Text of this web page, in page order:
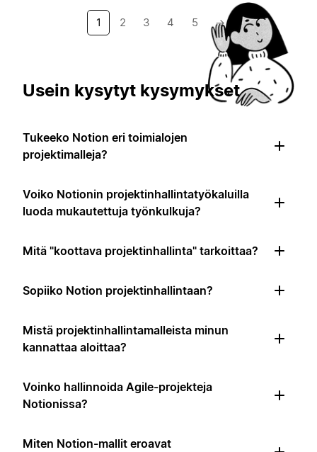
1 2 3 4 5 →
Usein kysytyt kysymykset
Tukeeko Notion eri toimialojen
projektimalleja?
Voiko Notionin projektinhallintatyökaluilla
luoda mukautettuja työnkulkuja?
Mitä "koottava projektinhallinta" tarkoittaa?
Sopiiko Notion projektinhallintaan?
Mistä projektinhallintamalleista minun
kannattaa aloittaa?
Voinko hallinnoida Agile-projekteja
Notionissa?
Miten Notion-mallit eroavat